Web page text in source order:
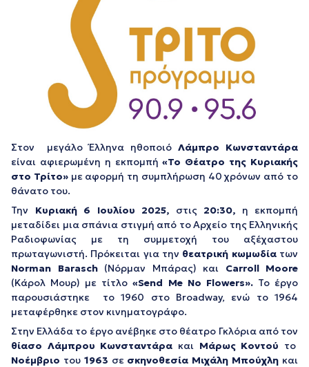
Στον μεγάλο Έλληνα ηθοποιό Λάμπρο Κωνσταντάρα
είναι αφιερωμένη η εκπομπή«Το Θέατρο της Κυριακής
στο Τρίτο»με αφορμή τη συμπλήρωση 40 χρόνων από το
θάνατο του.
Την Κυριακή 6 Ιουλίου 2025, στις 20:30, η εκπομπή
μεταδίδει μια σπάνια στιγμή από το Αρχείο της Ελληνικής
Ραδιοφωνίας με τη συμμετοχή του αξέχαστου
πρωταγωνιστή. Πρόκειται για την θεατρική κωμωδίατων
Norman
Barasch(Νόρμαν Μπάρας) και Carroll Moore
(Κάρολ Μουρ) με τίτλο«Send Me No Flowers». Το έργο
παρουσιάστηκε το 1960 στο Broadway, ενώ το 1964
μεταφέρθηκε στον κινηματογράφο.
Στην Ελλάδα το έργο ανέβηκε στο θέατρο Γκλόρια από τον
θίασο Λάμπρου Κωνσταντάρα και Μάρως Κοντού το
Νοέμβριο του 1963 σε σκηνοθεσία Μιχάλη Μπούχλη και